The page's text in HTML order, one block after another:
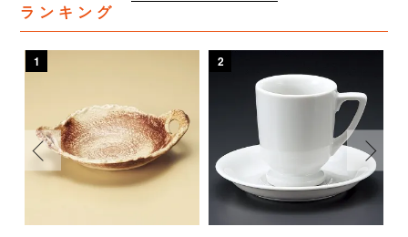
ランキング
1 2